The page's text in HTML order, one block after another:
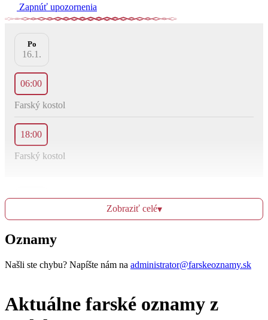
Zapnúť upozornenia
Po
16.1.
06:00
Farský kostol
18:00
Farský kostol
Ut
09:00
Farský kostol
Farský kostol
Zobraziť celé▾
Oznamy
Našli ste chybu? Napíšte nám na administrator@farskeoznamy.sk
Aktuálne farské oznamy z